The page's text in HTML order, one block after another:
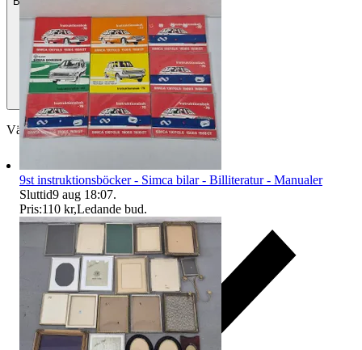
Välj till köparskydd
9st instruktionsböcker - Simca bilar - Billiteratur - Manualer
Sluttid9 aug 18:07.
Pris:110 kr,Ledande bud.